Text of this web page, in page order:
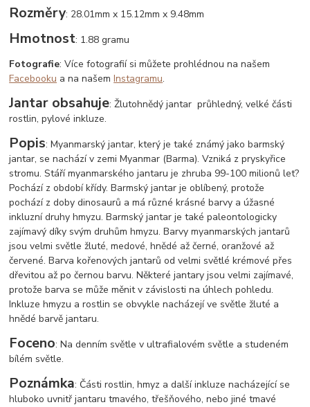
Rozměry: 28.01mm x 15.12mm x 9.48mm
Hmotnost: 1.88 gramu
Fotografie: Více fotografií si můžete prohlédnou na našem
Facebooku a na našemInstagramu.
Jantar obsahuje: Žlutohnědý jantar průhledný, velké části
rostlin, pylové inkluze.
Popis: Myanmarský jantar, který je také známý jako barmský
jantar, se nachází v zemi Myanmar (Barma). Vzniká z pryskyřice
stromu. Stáří myanmarského jantaru je zhruba 99-100 milionů let?
Pochází z období křídy. Barmský jantar je oblíbený, protože
pochází z doby dinosaurů a má různé krásné barvy a úžasné
inkluzní druhy hmyzu. Barmský jantar je také paleontologicky
zajímavý díky svým druhům hmyzu. Barvy myanmarských jantarů
jsou velmi světle žluté, medové, hnědé až černé, oranžové až
červené. Barva kořenových jantarů od velmi světlé krémové přes
dřevitou až po černou barvu. Některé jantary jsou velmi zajímavé,
protože barva se může měnit v závislosti na úhlech pohledu.
Inkluze hmyzu a rostlin se obvykle nacházejí ve světle žluté a
hnědé barvě jantaru.
Foceno: Na denním světle v ultrafialovém světle a studeném
bílém světle.
Poznámka: Části rostlin, hmyz a další inkluze nacházející se
hluboko uvnitř jantaru tmavého, třešňového, nebo jiné tmavé